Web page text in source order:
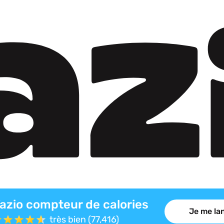
compteur de calories
très bien (77,416)
Je me